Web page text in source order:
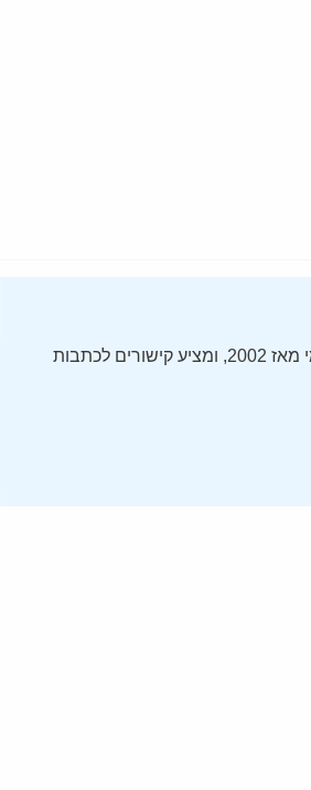
ה-Daily Alert הידוע – תקציר חדשות ישראל, מופק על ידי המרכז הירושלמי מאז 2002, ומציע קישורים לכתבות